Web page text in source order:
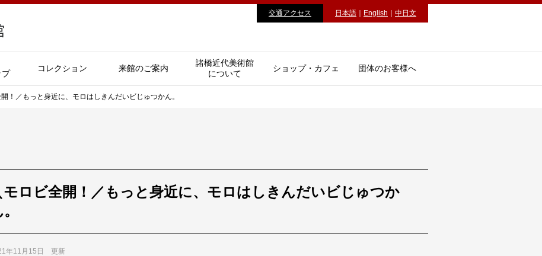
交通アクセス 日本語 English 中日文
プ
コレクション 来館のご案内
諸橋近代美術館
について
ショップ・カフェ 団体のお客様へ
！／もっと身近に、モロはしきんだいビじゅつかん。
モロビ全開！／もっと身近に、モロはしきんだいビじゅつか
年11月15日 更新